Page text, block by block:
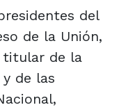
del
de la Unión,
titular de la
de las